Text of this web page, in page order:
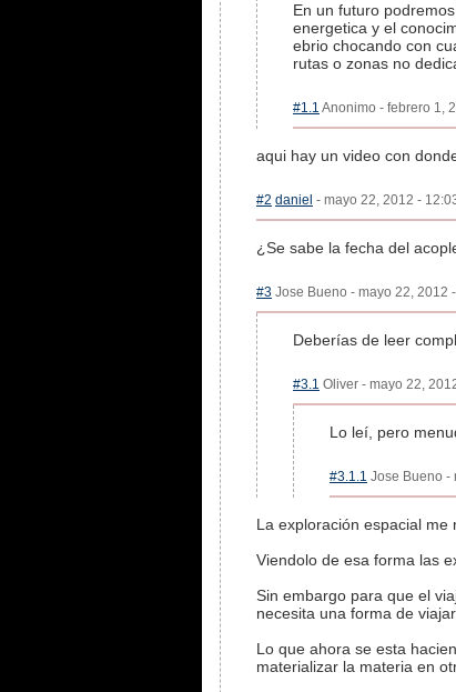
En un futuro
energetica y el
ebrio chocando con
rutas o zonas no
#1.1 Anonimo - febrero 1,
aqui hay un video con
#2 daniel - mayo 22, 2012 -
¿Se sabe la fecha del
#3 Jose Bueno - mayo 22, 2012
Deberías de leer
#3.1 Oliver - mayo 22,
Lo leí, pero
#3.1.1 Jose Bueno -
La exploración espacial me
Viendolo de esa forma las
Sin embargo para que el
necesita una forma de
Lo que ahora se esta
materializar la materia en